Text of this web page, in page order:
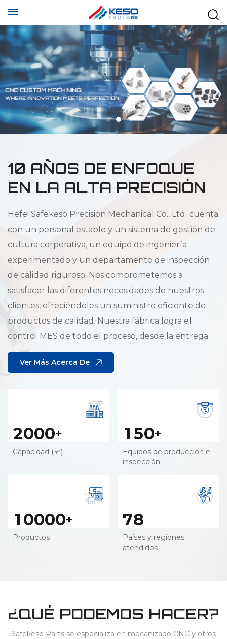
10 AÑOS DE ENFOQUE
EN LA ALTA PRECISIÓN
Hefei Safekeso Precision Mechanical Co., Ltd. cuenta
con un personal estable y un sistema de gestión de
cultura corporativa, un equipo de ingeniería
experimentado y un departamento de inspección
de calidad riguroso. Nos comprometemos a
satisfacer las diferentes necesidades de nuestros
clientes, ofreciéndoles un suministro eficiente de
productos de calidad. Nuestra fábrica logra el
control MES de todo el proceso, desde la entrega
de productos en fábrica, hasta la producción de
máquinas herramienta, operadores y el uso de
permitiendo una visión en tiempo real del progreso
del pedido y una garantía de alta calidad.
Ver Más Acerca De
2000+
Capacidad (㎡)
1 50+
Equipos de producción e
inspección
1 0000+
Productos
78
Países y regiones
atendidos
¿QUÉ PODEMOS HACER?
Safekeso Parts se especializa en mecanizado CNC y otros